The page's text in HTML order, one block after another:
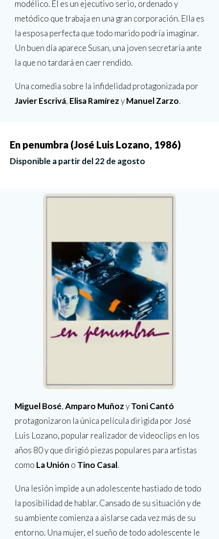
modélico. Él es un ejecutivo serio, ordenado y
metódico que trabaja en una gran corporación. Ella es
la esposa perfecta que todo marido podría imaginar.
Un buen día aparece Susan, una joven secretaria ante
la que no tardará en caer rendido.
Una comedia sobre la infidelidad protagonizada por
Javier Escrivá, Elisa RamírezyManuel Zarzo.
En penumbra (José Luis Lozano, 1986)
Disponible a partir del 22 de agosto
Miguel Bosé,Amparo MuñozyToni Cantó
protagonizaron la única película dirigida por José
Luis Lozano, popular realizador de videoclips en los
años 80 y que dirigió piezas populares para artistas
como La Unión o Tino Casal.
Una lesión impide a un adolescente hastiado de todo
la posibilidad de hablar. Cansado de su situación y de
su ambiente comienza a aislarse cada vez más de su
entorno. Una mujer, el sueño de todo adolescente le